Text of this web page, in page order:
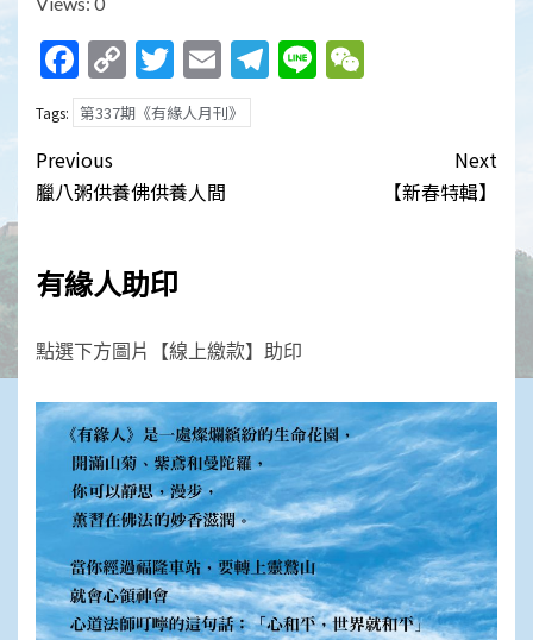
Facebook
Copy
Link
Twitter
EmailTelegram
Line
Tags: 第337期《有緣人月刊》
Post
navigation
Previous
臘八粥供養佛供養人間
Next
【新春特輯】
有緣人助印
點選下方圖片【線上繳款】助印